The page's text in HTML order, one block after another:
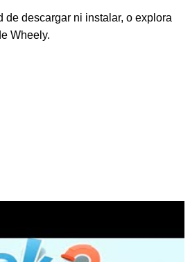
descargar ni instalar, o explora
Wheely.